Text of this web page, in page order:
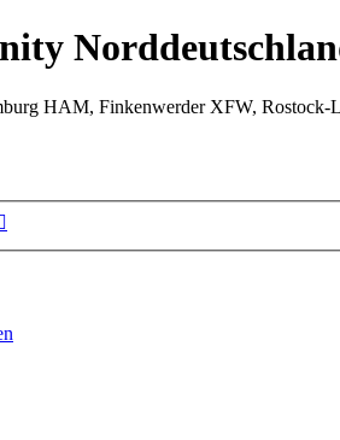
HAM, Finkenwerder XFW,